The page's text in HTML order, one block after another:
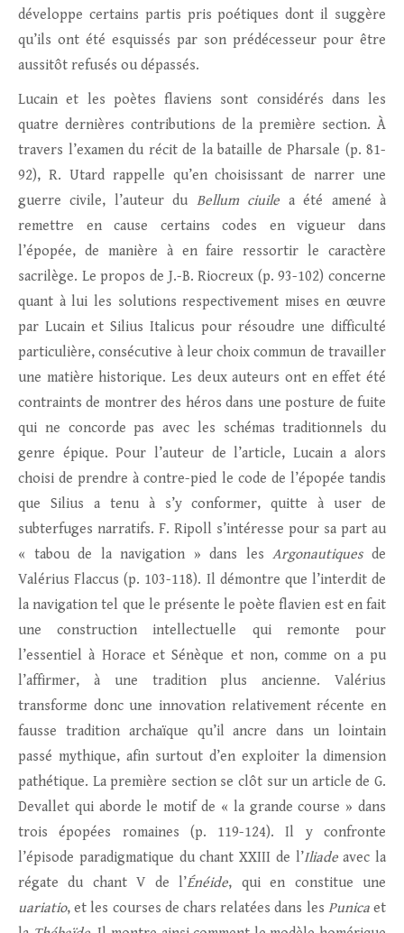
développe certains partis pris poétiques dont il suggère
qu’ils ont été esquissés par son prédécesseur pour être
aussitôt refusés ou dépassés.
Lucain et les poètes flaviens sont considérés dans les
quatre dernières contributions de la première section. À
travers l’examen du récit de la bataille de Pharsale (p. 81-
92), R. Utard rappelle qu’en choisissant de narrer une
guerre civile, l’auteur du Bellum ciuile a été amené à
remettre en cause certains codes en vigueur dans
l’épopée, de manière à en faire ressortir le caractère
sacrilège. Le propos de J.-B. Riocreux (p. 93-102) concerne
quant à lui les solutions respectivement mises en œuvre
par Lucain et Silius Italicus pour résoudre une difficulté
particulière, consécutive à leur choix commun de travailler
une matière historique. Les deux auteurs ont en effet été
contraints de montrer des héros dans une posture de fuite
qui ne concorde pas avec les schémas traditionnels du
genre épique. Pour l’auteur de l’article, Lucain a alors
choisi de prendre à contre-pied le code de l’épopée tandis
que Silius a tenu à s’y conformer, quitte à user de
subterfuges narratifs. F. Ripoll s’intéresse pour sa part au
« tabou de la navigation » dans lesArgonautiquesde
Valérius Flaccus (p. 103-118). Il démontre que l’interdit de
la navigation tel que le présente le poète flavien est en fait
une construction intellectuelle qui remonte pour
l’essentiel à Horace et Sénèque et non, comme on a pu
l’affirmer, à une tradition plus ancienne. Valérius
transforme donc une innovation relativement récente en
fausse tradition archaïque qu’il ancre dans un lointain
passé mythique, afin surtout d’en exploiter la dimension
pathétique. La première section se clôt sur un article de G.
Devallet qui aborde le motif de « la grande course » dans
trois épopées romaines (p. 119-124). Il y confronte
l’épisode paradigmatique du chant XXIII de l’Iliadeavec la
régate du chant V de l’Énéide, qui en constitue une
uariatio, et les courses de chars relatées dans les Punicaet